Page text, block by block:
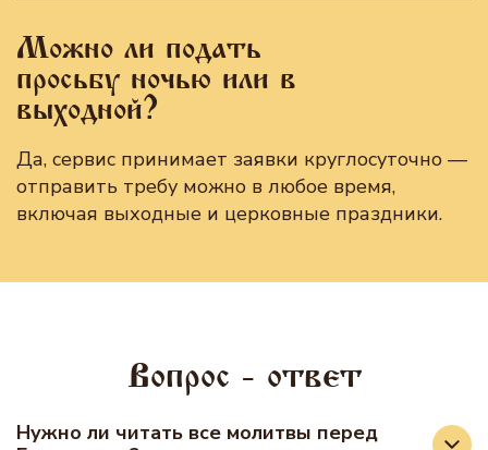
Можно ли подать
просьбу ночью или в
выходной?
Да, сервис принимает заявки круглосуточно —
отправить требу можно в любое время,
включая выходные и церковные праздники.
Вопрос - ответ
Нужно ли читать все молитвы перед